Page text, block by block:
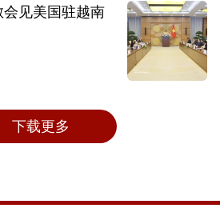
见美国驻越南
下载更多